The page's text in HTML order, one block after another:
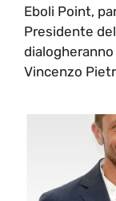
Eboli Point,
Presidente
Vincenzo